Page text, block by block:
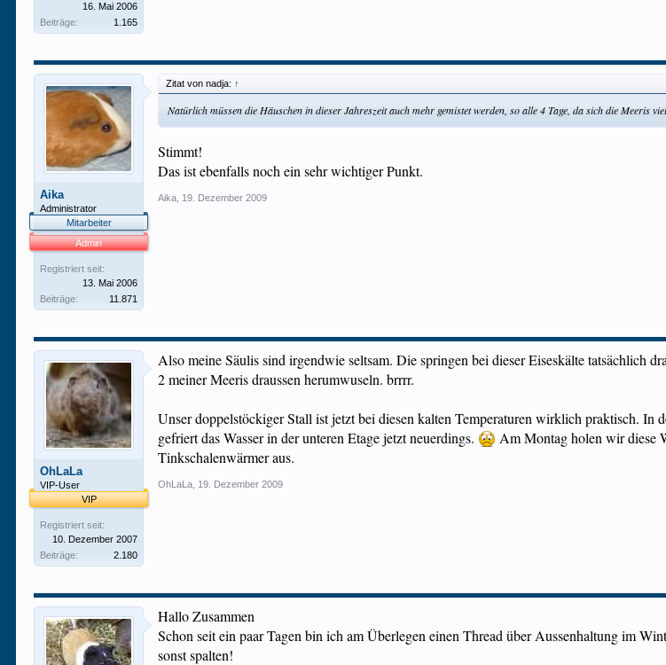
16. Mai 2006
Beiträge:
1.165
Aika
Administrator
Mitarbeiter
Admin
Registriert seit:
13. Mai 2006
Beiträge:
11.871
Zitat von nadja: ↑
Natürlich müssen die Häuschen in dieser Jahreszeit auch mehr gemistet werden, so alle 4 Tage, da sich die Meeris
Stimmt!
Das ist ebenfalls noch ein sehr wichtiger Punkt.
Aika 19. Dezember 2009
OhLaLa
VIP-User
VIP
Registriert seit:
10. Dezember 2007
Beiträge:
2.180
Also meine Säulis sind irgendwie seltsam. Die springen bei dieser Eiseskälte tatsächlich
2 meiner Meeris draussen herumwuseln. brrrr.
Unser doppelstöckiger Stall ist jetzt bei diesen kalten Temperaturen wirklich praktisch. In
gefriert das Wasser in der unteren Etage jetzt neuerdings.
Am Montag holen wir diese
Tinkschalenwärmer aus.
OhLaLa 19. Dezember 2009
Hallo Zusammen
Schon seit ein paar Tagen bin ich am Überlegen einen Thread über Aussenhaltung im
sonst spalten!